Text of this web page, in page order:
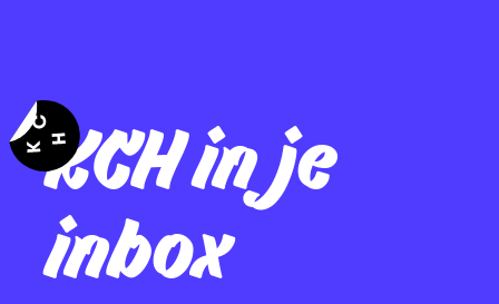
KCH in je
inbox